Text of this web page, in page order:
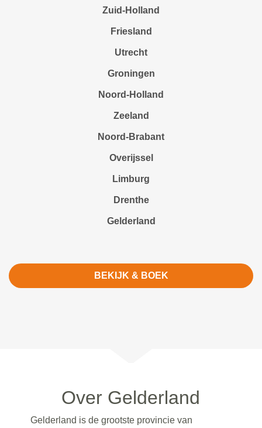
Zuid-Holland
Friesland
Utrecht
Groningen
Noord-Holland
Zeeland
Noord-Brabant
Overijssel
Limburg
Drenthe
Gelderland
BEKIJK & BOEK
Over Gelderland
Gelderland is de grootste provincie van